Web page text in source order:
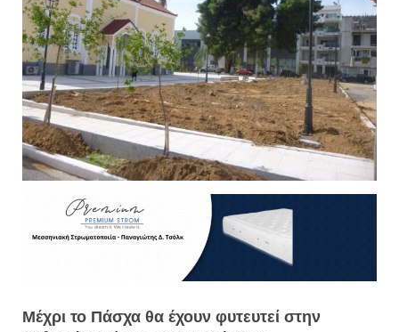
Μέχρι το Πάσχα θα έχουν φυτευτεί στην